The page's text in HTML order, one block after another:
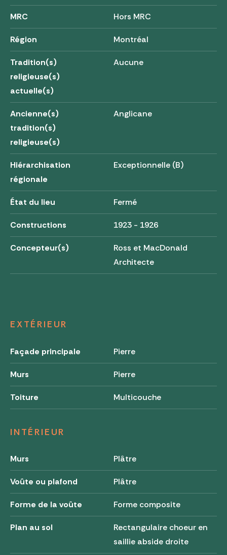
MRC Hors MRC
Région Montréal
Tradition(s)
religieuse(s)
actuelle(s)
Aucune
Ancienne(s)
tradition(s)
religieuse(s)
Anglicane
Hiérarchisation
régionale
Exceptionnelle (B)
État du lieu Fermé
Constructions 1923 - 1926
Concepteur(s)
Ross et MacDonald
Architecte
EXTÉRIEUR
Façade principale Pierre
Murs Pierre
Toiture Multicouche
INTÉRIEUR
Murs Plâtre
Voûte ou plafond Plâtre
Forme de la voûte Forme composite
Plan au sol
Rectangulaire choeur en
saillie abside droite